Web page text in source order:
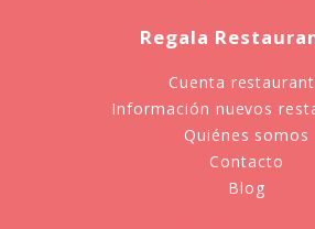
Regala
Cuenta
Información nuevos
Quiénes somos
Contacto
Blog